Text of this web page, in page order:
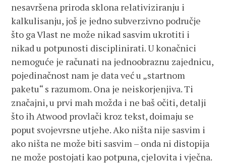
nesavršena priroda sklona relativiziranju i
kalkulisanju, još je jedno subverzivno područje
što ga Vlast ne može nikad sasvim ukrotiti i
nikad u potpunosti disciplinirati. U konačnici
nemoguće je računati na jednoobraznu zajednicu,
pojedinačnost nam je data već u „startnom
paketu“ s razumom. Ona je neiskorjenjiva. Ti
značajni, u prvi mah možda i ne baš očiti, detalji
što ih Atwood provlači kroz tekst, doimaju se
poput svojevrsne utjehe. Ako ništa nije sasvim i
ako ništa ne može biti sasvim – onda ni distopija
ne može postojati kao potpuna, cjelovita i vječna.